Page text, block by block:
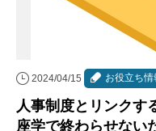
2024/04/15 お役立ち情
人事制度とリンク
座学で終わらせない